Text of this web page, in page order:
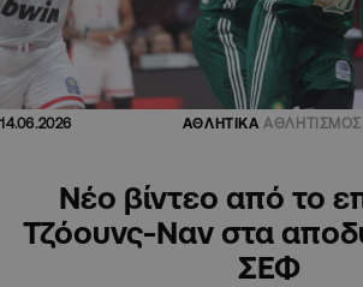
14.06.2026 ΑΘΛΗΤΙΚΑ ΑΘΛΗΤΙΣΜΟΣ
Νέο βίντεο από το
Τζόουνς-Ναν στα
ΣΕΦ